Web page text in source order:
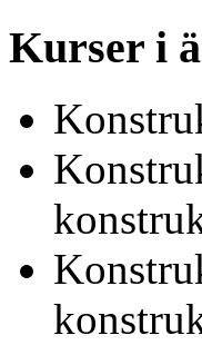
Kurser i